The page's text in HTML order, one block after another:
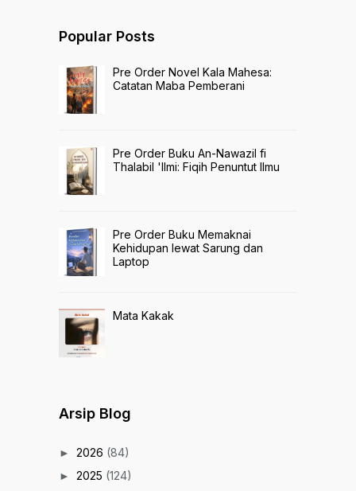
Popular Posts
Pre Order Novel Kala Mahesa:
Catatan Maba Pemberani
Pre Order Buku An-Nawazil fi
Thalabil 'Ilmi: Fiqih Penuntut Ilmu
Pre Order Buku Memaknai
Kehidupan lewat Sarung dan
Laptop
Mata Kakak
Arsip Blog
► 2026 (84)
► 2025 (124)